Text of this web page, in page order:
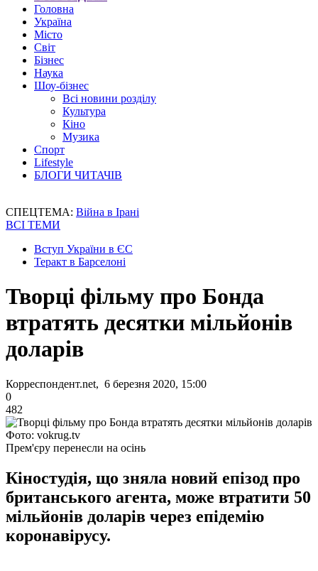
Головна
Україна
Місто
Світ
Бізнес
Наука
Шоу-бізнес
Всі новини розділу
Культура
Кіно
Музика
Спорт
Lifestyle
БЛОГИ ЧИТАЧІВ
СПЕЦТЕМА: Війна в Ірані
ВСІ ТЕМИ
Вступ України в ЄС
Теракт в Барселоні
Творці фільму про Бонда
втратять десятки мільйонів
доларів
Корреспондент.net, 6 березня 2020, 15:00
0
482
Фото: vokrug.tv
Прем'єру перенесли на осінь
Кіностудія, що зняла новий епізод про
британського агента, може втратити 50
мільйонів доларів через епідемію
коронавірусу.